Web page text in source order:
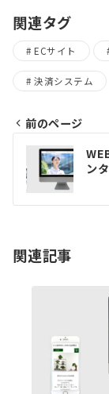
関連タグ
ECサイト
決済システム
稿
ナ
ゲ
前のページ
ン
関連記事